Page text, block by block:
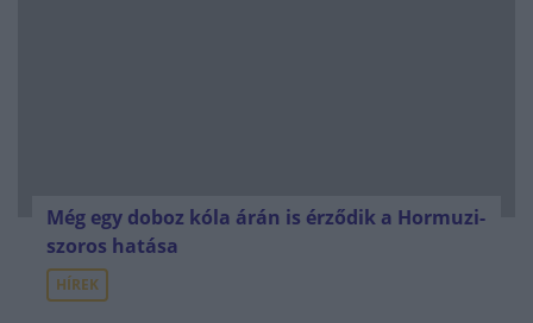
Még egy doboz kóla árán is érződik a Hormuzi-
szoros hatása
HÍREK